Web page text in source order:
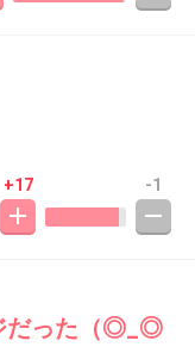
+17 -1
だった（◎_◎